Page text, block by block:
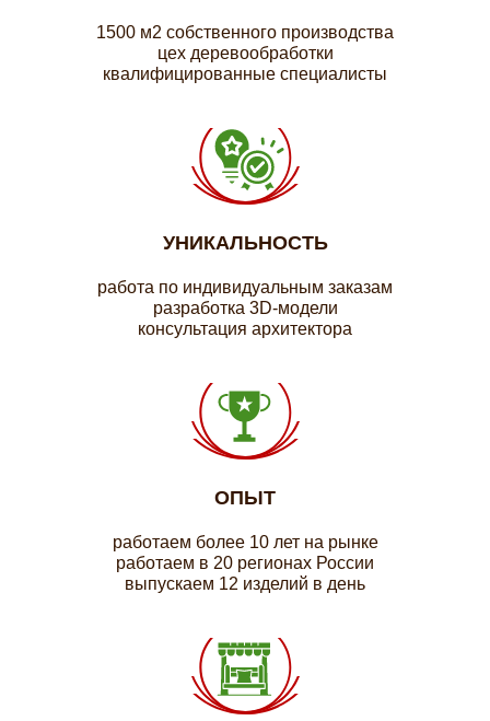
1500 м2 собственного производства
цех деревообработки
квалифицированные специалисты
УНИКАЛЬНОСТЬ
работа по индивидуальным заказам
разработка 3D-модели
консультация архитектора
ОПЫТ
работаем более 10 лет на рынке
работаем в 20 регионах России
выпускаем 12 изделий в день